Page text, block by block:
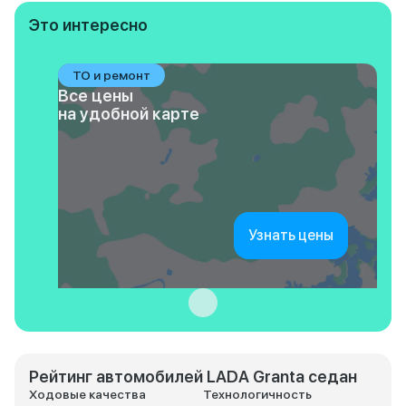
Это интересно
ТО и ремонт
Все цены
на удобной карте
Узнать цены
Рейтинг автомобилей LADA Granta седан
Ходовые качества Технологичность